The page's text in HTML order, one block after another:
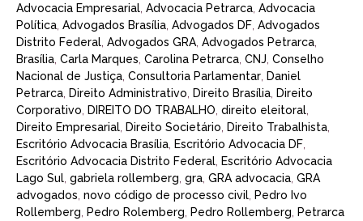
Advocacia Empresarial Advocacia Petrarca Advocacia
Política Advogados Brasília Advogados DF Advogados
Distrito Federal Advogados GRA Advogados Petrarca
Brasília Carla Marques Carolina Petrarca CNJ Conselho
Nacional de Justiça Consultoria Parlamentar Daniel
Petrarca Direito Administrativo Direito Brasília Direito
Corporativo
DIREITO DO TRABALHO direito eleitoral
Direito Empresarial Direito Societário Direito Trabalhista
Escritório Advocacia Brasília Escritório Advocacia DF
Escritório Advocacia Distrito Federal Escritório Advocacia
Lago Sul gabriela rollemberg gra GRA advocacia GRA
advogados novo código de processo civil Pedro Ivo
Rollemberg
Pedro Rolemberg Pedro Rollemberg
Petrarca